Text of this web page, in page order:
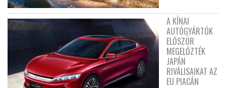
A KÍNAI
AUTÓGYÁRTÓK
ELŐSZÖR
MEGELŐZTÉK
JAPÁN
RIVÁLISAIKAT AZ
EU PIACÁN